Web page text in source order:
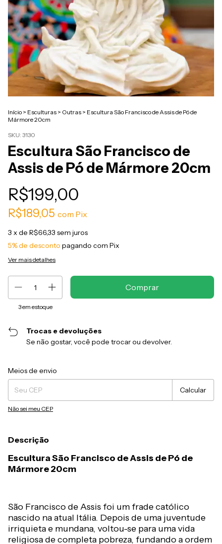
Início > Esculturas > Outras > Escultura São Francisco de Assis de Pó de
Mármore 20cm
SKU: 3130
Escultura São Francisco de
Assis de Pó de Mármore 20cm
R$199,00
R$189,05 com Pix
3 x de R$66,33 sem juros
5% de desconto pagando com Pix
Ver mais detalhes
3em estoque
Trocas e devoluções
Se não gostar, você pode trocar ou devolver.
Entregas para o CEP:
Meios de envio
Calcular
Não sei meu CEP
Descrição
Escultura São Francisco de Assis de Pó de
Mármore 20cm
São Francisco de Assis foi um frade católico
nascido na atual Itália. Depois de uma juventude
irriquieta e mundana, voltou-se para uma vida
religiosa de completa pobreza, fundando a ordem